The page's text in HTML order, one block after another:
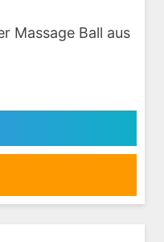
Massage Ball aus